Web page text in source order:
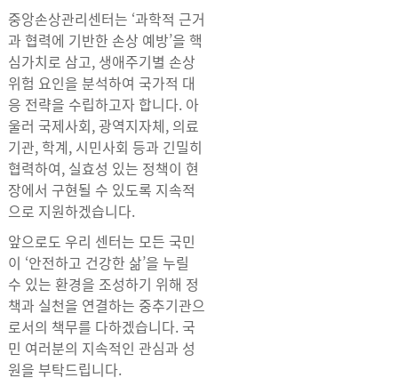
중앙손상관리센터는 ‘과학적 근거
과 협력에 기반한 손상 예방’을 핵
심가치로 삼고, 생애주기별 손상
위험 요인을 분석하여 국가적 대
응 전략을 수립하고자 합니다. 아
울러 국제사회, 광역지자체, 의료
기관, 학계, 시민사회 등과 긴밀히
협력하여, 실효성 있는 정책이 현
장에서 구현될 수 있도록 지속적
으로 지원하겠습니다.
앞으로도 우리 센터는 모든 국민
이 ‘안전하고 건강한 삶’을 누릴
수 있는 환경을 조성하기 위해 정
책과 실천을 연결하는 중추기관으
로서의 책무를 다하겠습니다. 국
민 여러분의 지속적인 관심과 성
원을 부탁드립니다.